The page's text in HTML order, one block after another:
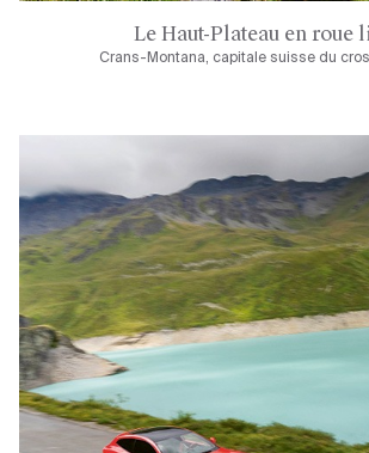
Le Haut-Plateau en roue
Crans-Montana, capitale suisse du